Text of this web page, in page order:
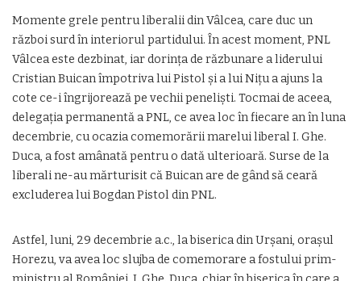
Momente grele pentru liberalii din Vâlcea, care duc un
război surd în interiorul partidului. În acest moment, PNL
Vâlcea este dezbinat, iar dorința de răzbunare a liderului
Cristian Buican împotriva lui Pistol și a lui Nițu a ajuns la
cote ce-i îngrijorează pe vechii peneliști. Tocmai de aceea,
delegația permanentă a PNL, ce avea loc în fiecare an în luna
decembrie, cu ocazia comemorării marelui liberal I. Ghe.
Duca, a fost amânată pentru o dată ulterioară. Surse de la
liberali ne-au mărturisit că Buican are de gând să ceară
excluderea lui Bogdan Pistol din PNL.
Astfel, luni, 29 decembrie a.c., la biserica din Urșani, orașul
Horezu, va avea loc slujba de comemorare a fostului prim-